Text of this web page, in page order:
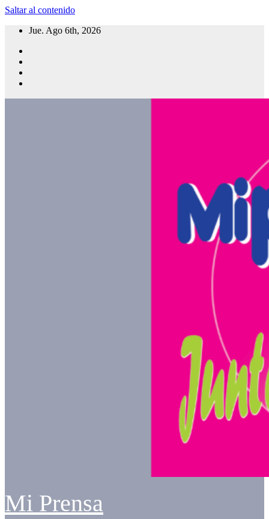
Saltar al contenido
Jue. Ago 6th, 2026
Mi Prensa